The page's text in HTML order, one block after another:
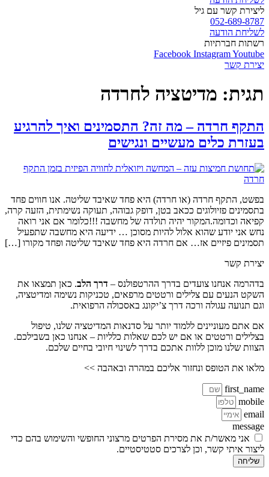
ליצירת קשר עם גיל
052-689-8787
לשליחת הודעה
רשתות חברתיות
Facebook InstagramYoutube
יצירת קשר
תגית: מדיטציה לחרדה
התקף חרדה – מה זה? התסמינים ואיך להרגיע
בעזרת כלים מעשיים ונגישים
בפשט, התקף חרדה (או חרדה) היא פחד שאיבד שליטה. אנו חווים פחד
בתסמינים פזיולוגים ככאב בטן, דופק גבוהה, תעוקה נשימתית, הזעה קרה,
קפיאה וכדומה.המקור יהיה תולדה של מחשבה !!!כלומר אם אני רואה
נחש אני יודע שהוא אלול להיות מסוכן … ידיעה היא מחשבה שתפעיל
תסמינים פיזיים אז… אם חרדה היא פחד שאיבד שליטה ופחד מקורו […]
יצירת קשר
בדהרמה אנחנו צועדים בדרך ההרטפולנס – דרך הלב. כאן תמצאו את
השקט הנעים עם צלילים ורטטים מרפאים, טכניקות נשימה ומדיטציה,
וגם תנועה עגולה ורכה דרך צ’יקונג באסכולה הרפואית.
אם אתם מעוניינים ללמוד יותר על סדנאות המדיטציה שלנו, טיפול
בצלילים ורטטים או אם יש לכם שאלות כלליות – אנחנו כאן בשבילכם.
הצוות שלנו מוכן ללוות אתכם בדרך לשינוי חיובי בחיים שלכם.
מלאו את הטופס ונחזור אליכם במהרה ובאהבה >>
first_name
mobile
email
message
אני מאשר/ת את מסירת הפרטים מרצוני החופשי והשימוש בהם כדי
ליצור איתי קשר, וכן לצרכים סטטיסטיים.
שליחה